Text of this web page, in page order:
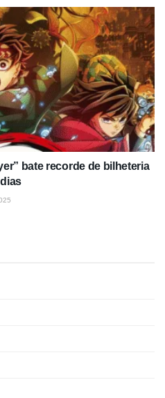
bate recorde de bilheteria